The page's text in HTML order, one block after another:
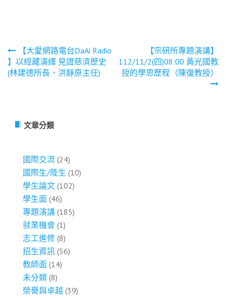
文
章
導
【大愛網路電台DaAi Radio
】以經藏演繹 見證慈濟歷史
(林建德所長、洪靜原主任)
【宗研所專題演講】
112/11/2(四)08:00 黃光國教
授的學思歷程（陳復教授）
文章分類
國際交流 (24)
國際生/陸生 (10)
學生論文 (102)
學生面 (46)
專題演講 (185)
就業機會 (1)
志工進修 (8)
招生資訊 (56)
教師面 (14)
未分類 (8)
榮譽與卓越 (39)